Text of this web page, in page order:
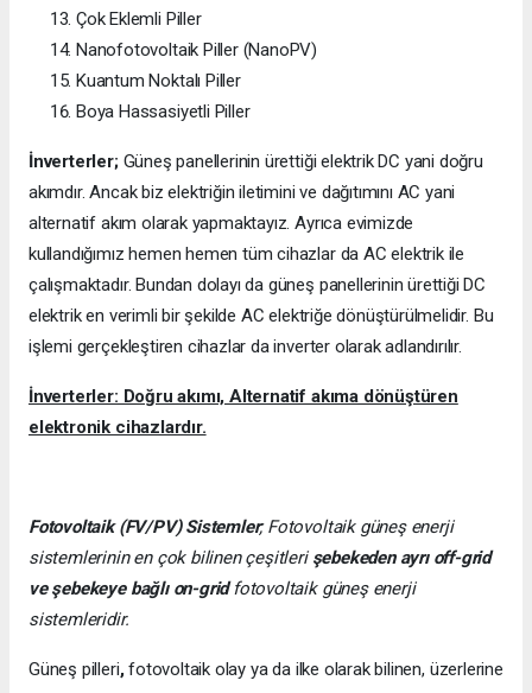
Çok Eklemli Piller
Nanofotovoltaik Piller (NanoPV)
Kuantum Noktalı Piller
Boya Hassasiyetli Piller
İnverterler;Güneş panellerinin ürettiği elektrik DC yani doğru
akımdır. Ancak biz elektriğin iletimini ve dağıtımını AC yani
alternatif akım olarak yapmaktayız. Ayrıca evimizde
kullandığımız hemen hemen tüm cihazlar da AC elektrik ile
çalışmaktadır. Bundan dolayı da güneş panellerinin ürettiği DC
elektrik en verimli bir şekilde AC elektriğe dönüştürülmelidir. Bu
işlemi gerçekleştiren cihazlar da inverter olarak adlandırılır.
İnverterler: Doğru akımı, Alternatif akıma dönüştüren
elektronik cihazlardır.
Fotovoltaik (FV/PV) Sistemler; Fotovoltaik güneş enerji
sistemlerinin en çok bilinen çeşitleri şebekeden ayrı off-grid
ve şebekeye bağlı on-gridfotovoltaik güneş enerji
sistemleridir.
Güneş pilleri,fotovoltaik olay ya da ilke olarak bilinen, üzerlerine